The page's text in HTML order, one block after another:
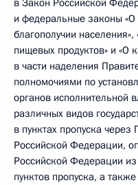
в Закон Российской
и федеральные законы «О
благополучии
пищевых продуктов» и «О
в части наделения
полномочиями по
органов исполнительной
различных видов
в пунктах пропуска через
Российской Федерации,
Российской Федерации
пунктов пропуска, а